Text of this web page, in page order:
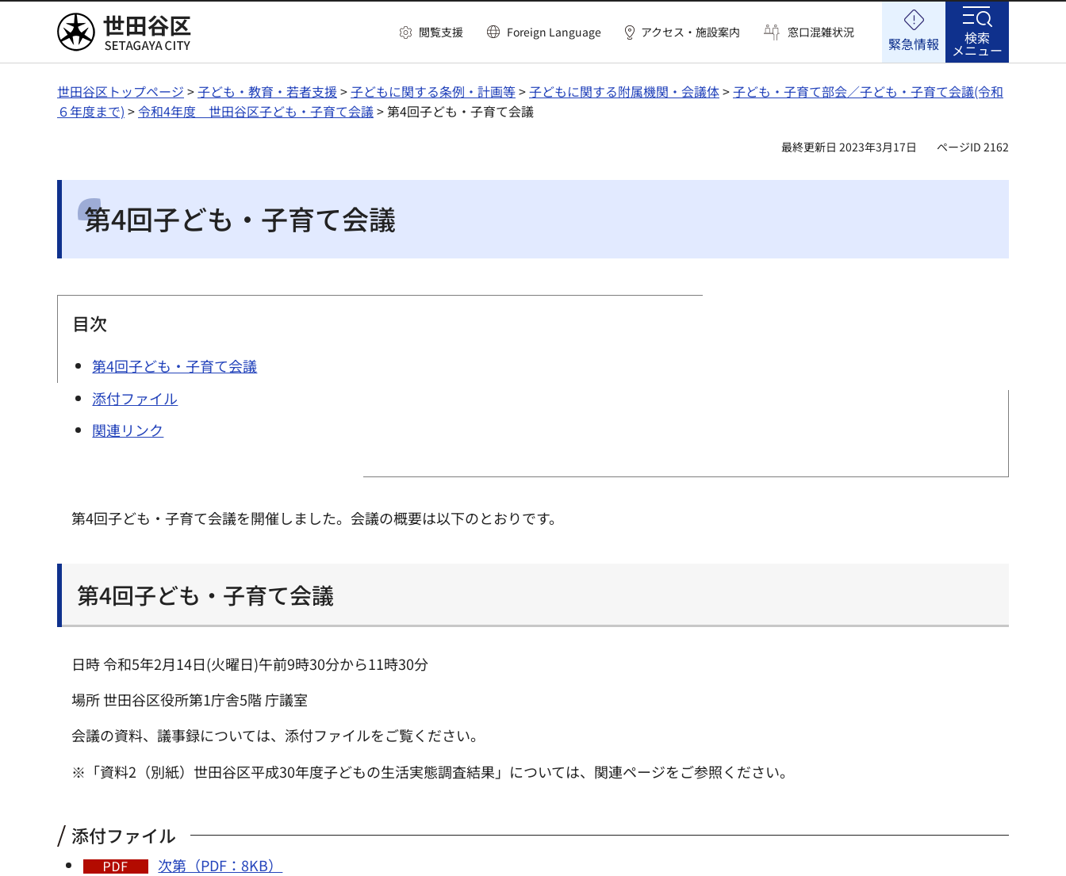
世田谷区 閲覧支援 Foreign Language アクセス・施設案内 窓口混雑状況
緊急情報 検索
メニュー
世田谷区トップページ >子ども・教育・若者支援>子どもに関する条例・計画等>子どもに関する附属機関・会議体>子ども・子育て部会／子ども・子育て会議(令和
６年度まで) >令和4年度 世田谷区子ども・子育て会議> 第4回子ども・子育て会議
最終更新日 2023年3月17日 ページID 2162
第4回子ども・子育て会議
目次
第4回子ども・子育て会議
添付ファイル
関連リンク
第4回子ども・子育て会議を開催しました。会議の概要は以下のとおりです。
第4回子ども・子育て会議
日時 令和5年2月14日(火曜日)午前9時30分から11時30分
場所 世田谷区役所第1庁舎5階 庁議室
会議の資料、議事録については、添付ファイルをご覧ください。
※「資料2（別紙）世田谷区平成30年度子どもの生活実態調査結果」については、関連ページをご参照ください。
添付ファイル
次第（PDF：8KB）